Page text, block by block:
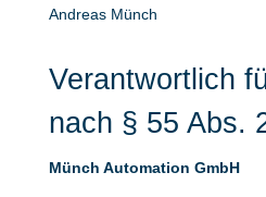
Andreas Münch
Verantwortlich
nach § 55 Abs.
Münch Automation GmbH